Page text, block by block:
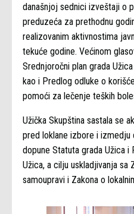
današnjoj sednici izveštaji o
preduzeća za prethodnu
realizovanim aktivnostima
tekuće godine. Većinom
Srednjoročni plan grada
kao i Predlog odluke o
pomoći za lečenje teških
Užička Skupština sastala se
pred loklane izbore i
dopune Statuta grada Užica i
Užica, a cilju uskladjivanja sa
samoupravi i Zakona o